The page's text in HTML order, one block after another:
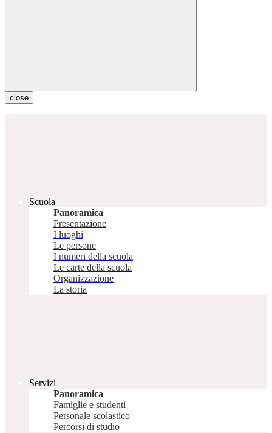
close
Scuola
Panoramica
Presentazione
I luoghi
Le persone
I numeri della scuola
Le carte della scuola
Organizzazione
La storia
Servizi
Panoramica
Famiglie e studenti
Personale scolastico
Percorsi di studio